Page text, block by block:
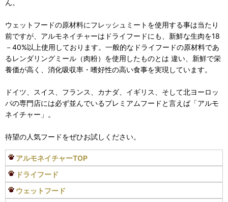
ん。
ウェットフードの原材料にフレッシュミートを使用する事は当たり
前ですが、アルモネイチャーはドライフードにも、新鮮な生肉を18
－40%以上使用しております。一般的なドライフードの原材料であ
るレンダリングミール（肉粉）を使用したものとは 違い、新鮮で栄
養価が高く、消化吸収率・嗜好性の高い食事を実現しています。
ドイツ、スイス、フランス、カナダ、イギリス、そして北ヨーロッ
パの専門店には必ず並んでいるプレミアムフードと言えば「アルモ
ネイチャー」。
待望の人気フードをぜひお試しください。
アルモネイチャーTOP
ドライフード
ウェットフード